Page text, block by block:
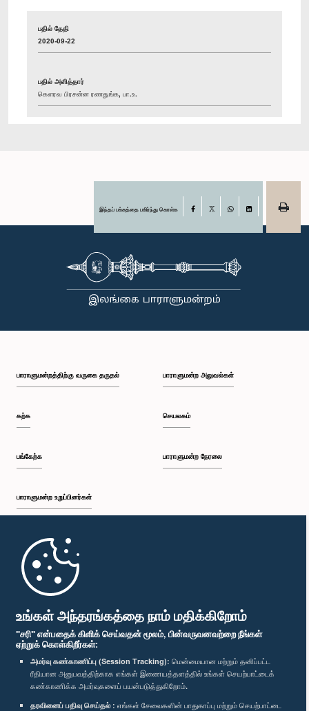
உங்கள் அந்தரங்கத்தை நாம் மதிக்கிறோம்
"சரி" என்பதைக் கிளிக் செய்வதன் மூலம், பின்வருவனவற்றை நீங்கள்
ஏற்றுக் கொள்கிறீர்கள்:
அமர்வு கண்காணிப்பு (Session Tracking): மென்மையான மற்றும் தனிப்பட்ட
ரீதியான அனுபவத்திற்காக எங்கள் இணையத்தளத்தில் உங்கள் செயற்பாட்டைக்
கண்காணிக்க அமர்வுகளைப் பயன்படுத்துகிறோம்.
தரவினைப் பதிவு செய்தல் : எங்கள் சேவைகளின் பாதுகாப்பு மற்றும் செயற்பாட்டை
பதில் தேதி
2020-09-22
பதில் அளித்தார்
கௌரவ பிரசன்ன ரணதுங்க, பா.உ.
இந்தப் பக்கத்தை பகிர்ந்து கொள்க Facebook
பாராளுமன்றத்திற்கு வருகை தருதல்
கற்க
பங்கேற்க
பாராளுமன்ற உறுப்பினர்கள்
முதற்பக்கம்
பாராளுமன்ற அலுவல்கள்
செயலகம்
பாராளுமன்ற நேரலை
பாராளுமன்ற கையடக்க செயலி
எம்மை பின்தொடர்க :